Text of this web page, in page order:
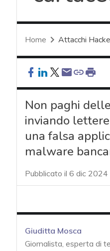
Home Attacchi
Non paghi
inviando
una falsa
malware
Pubblicato il 6 dic 2024
Giuditta Mosca
Giornalista, esperta di